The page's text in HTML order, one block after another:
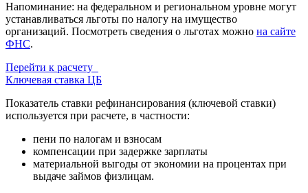
Напоминание: на федеральном и региональном уровне могут
устанавливаться льготы по налогу на имущество
организаций. Посмотреть сведения о льготах можно на сайте
ФНС.
Перейти к расчету
Ключевая ставка ЦБ
Показатель ставки рефинансирования (ключевой ставки)
используется при расчете, в частности:
пени по налогам и взносам
компенсации при задержке зарплаты
материальной выгоды от экономии на процентах при
выдаче займов физлицам.